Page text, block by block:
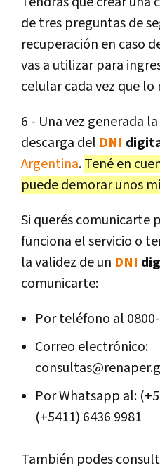
de tres preguntas de
recuperación en caso
vas a utilizar para
celular cada vez que lo
6 - Una vez generada
descarga del DNI
Argentina.Tené en
puede demorar unos
Si querés comunicarte
funciona el servicio o
la validez de un DNI
comunicarte:
Por teléfono al
Correo electrónico:
Por Whatsapp al:
(+5411) 6436 9981
También podes